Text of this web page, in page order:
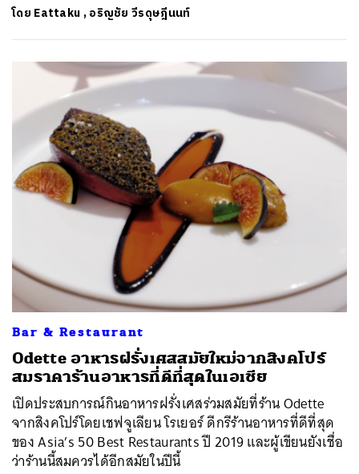
โดย Eattaku ,อริญชัย วีรดุษฎีนนท์
Bar & Restaurant
Odette อาหารฝรั่งเศสสมัยใหม่จากสิงคโปร์
สมราคาร้านอาหารที่ดีที่สุดในเอเชีย
เปิดประสบการณ์กินอาหารฝรั่งเศสร่วมสมัยที่ร้าน Odette
จากสิงคโปร์โดยเชฟจูเลียน โรเยอร์ ดีกรีร้านอาหารที่ดีที่สุด
ของ Asia’s 50 Best Restaurants ปี 2019 และผู้เขียนยังเชื่อ
ว่าร้านนี้สมควรได้อีกสมัยในปีนี้